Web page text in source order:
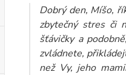
Dobrý den, Míšo,
zbytečný stres či
šťávičky a
zvládnete,
než Vy, jeho